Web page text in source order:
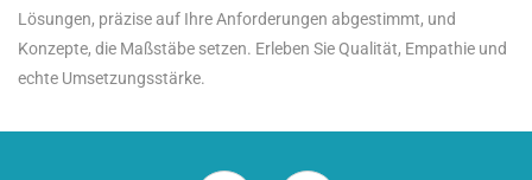
Lösungen, präzise auf Ihre Anforderungen abgestimmt, und
Konzepte, die Maßstäbe setzen. Erleben Sie Qualität, Empathie und
echte Umsetzungsstärke.